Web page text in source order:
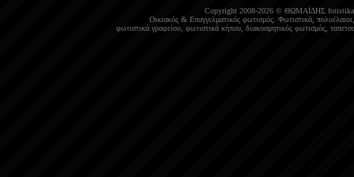
Copyright 2008-2026 © ΘΩΜΑΪΔΗΣ
Οικιακός& Επαγγελματικός φωτισμός. Φωτιστικά, πολυέλαιοι
φωτιστικά γραφείου, φωτιστικά κήπου, διακοσμητικός φωτισμός,